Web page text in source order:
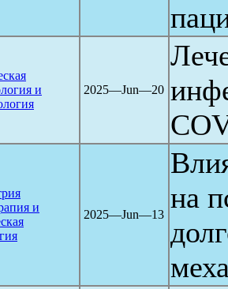
и
2025―Jun―20
и
2025―Jun―13
на